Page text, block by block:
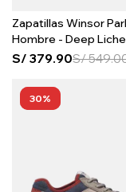
Zapatillas Winsor
Hombre - Deep
S/ 379.90S/
30